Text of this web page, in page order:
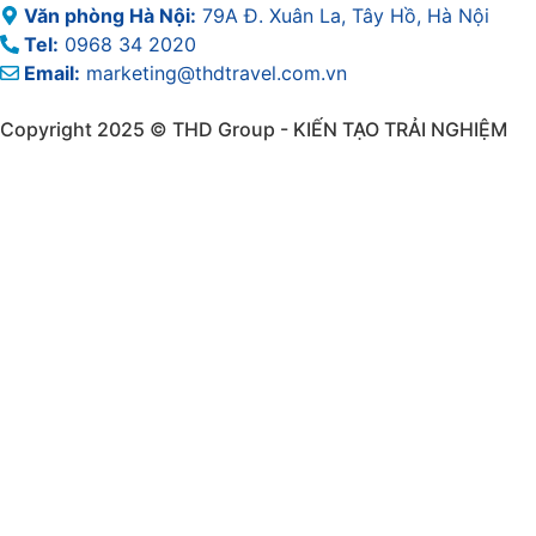
Văn phòng Hà Nội: 79A Đ. Xuân La, Tây Hồ, Hà Nội
Tel: 0968 34 2020
Email: marketing@thdtravel.com.vn
Copyright 2025 © THD Group - KIẾN TẠO TRẢI NGHIỆM